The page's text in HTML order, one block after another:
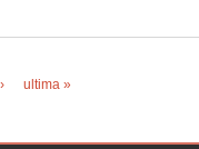
ultima »